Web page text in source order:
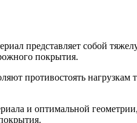
представляет собой
покрытия.
противостоять нагрузкам
и оптимальной